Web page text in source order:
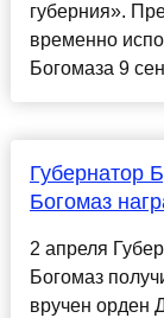
губерния».
временно
Богомаза 9
Губернатор
Богомаз
2 апреля
Богомаз
вручен орден